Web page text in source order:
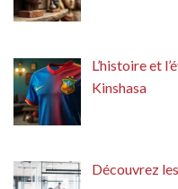
L’histoire et
Kinshasa
Découvrez